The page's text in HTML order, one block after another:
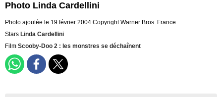
Photo Linda Cardellini
Photo ajoutée le 19 février 2004 Copyright Warner Bros. France
Stars Linda Cardellini
Film Scooby-Doo 2 : les monstres se déchaînent